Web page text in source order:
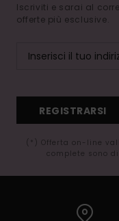
Iscriviti e sarai al
offerte più esclusive.
REGISTRARSI
(*) Offerta on-line
complete sono